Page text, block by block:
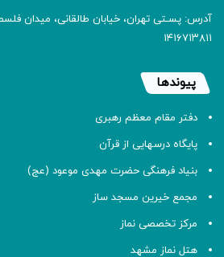
۱۴۱۶۷۱۳۸۱۱
پیوندها
دفتر مقام معظم رهبری
پایگاه درسهایی از قرآن
بنیاد فرهنگی حضرت مهدی موعود (عج)
مجمع خیرین مسجد ساز
مرکز تخصصی نماز
هتل نماز مشهد